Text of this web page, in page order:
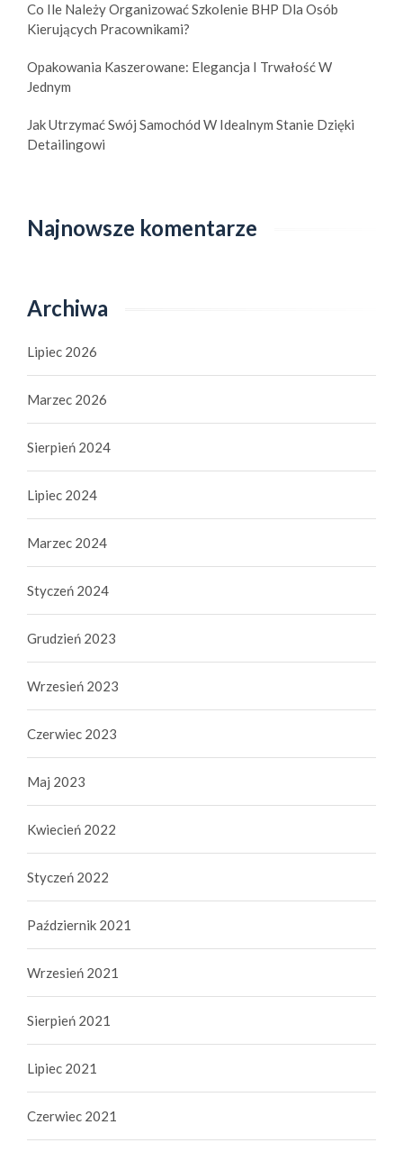
Co Ile Należy Organizować Szkolenie BHP Dla Osób
Kierujących Pracownikami?
Opakowania Kaszerowane: Elegancja I Trwałość W
Jednym
Jak Utrzymać Swój Samochód W Idealnym Stanie Dzięki
Detailingowi
Najnowsze komentarze
Archiwa
Lipiec 2026
Marzec 2026
Sierpień 2024
Lipiec 2024
Marzec 2024
Styczeń 2024
Grudzień 2023
Wrzesień 2023
Czerwiec 2023
Maj 2023
Kwiecień 2022
Styczeń 2022
Październik 2021
Wrzesień 2021
Sierpień 2021
Lipiec 2021
Czerwiec 2021